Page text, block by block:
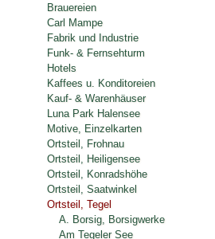
Brauereien
Carl Mampe
Fabrik und Industrie
Funk- & Fernsehturm
Hotels
Kaffees u. Konditoreien
Kauf- & Warenhäuser
Luna Park Halensee
Motive, Einzelkarten
Ortsteil, Frohnau
Ortsteil, Heiligensee
Ortsteil, Konradshöhe
Ortsteil, Saatwinkel
Ortsteil, Tegel
A. Borsig, Borsigwerke
Am Tegeler See